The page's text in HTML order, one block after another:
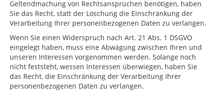
Geltendmachung von Rechtsansprüchen benötigen, haben
Sie das Recht, statt der Löschung die Einschränkung der
Verarbeitung Ihrer personenbezogenen Daten zu verlangen.
Wenn Sie einen Widerspruch nach Art. 21 Abs. 1 DSGVO
eingelegt haben, muss eine Abwägung zwischen Ihren und
unseren Interessen vorgenommen werden. Solange noch
nicht feststeht, wessen Interessen überwiegen, haben Sie
das Recht, die Einschränkung der Verarbeitung Ihrer
personenbezogenen Daten zu verlangen.